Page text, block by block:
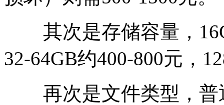
其次是存储容量，
32-64GB约400-800元，
再次是文件类型，普